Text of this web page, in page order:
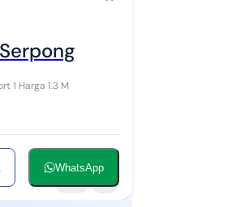
Dijual Rumah Hortis tipe 5b Citra Garden Serpong LT 60 (5x12) LB 73 KT 4 KM 3 Carport 1 Harga 1.3 M
WhatsApp